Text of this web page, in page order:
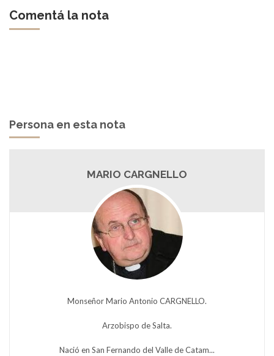
Comentá la nota
Persona en esta nota
MARIO CARGNELLO
Monseñor Mario Antonio CARGNELLO.
Arzobispo de Salta.
Nació en San Fernando del Valle de Catam...